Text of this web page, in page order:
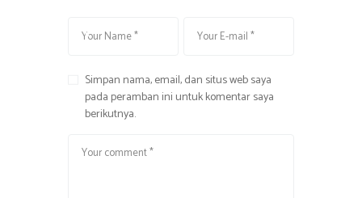
k
Simpan nama, email, dan situs web saya
pada peramban ini untuk komentar saya
berikutnya.